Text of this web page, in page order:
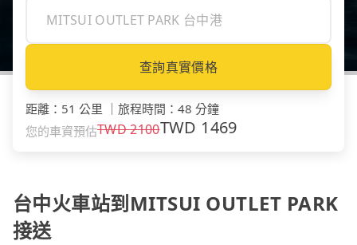
查詢真實價格
距離 ： 51 公里 旅程時間 ： 48 分鐘
您的車資預估TWD2100TWD 1469
台中火車站到MITSUI OUTLET PARK
接送